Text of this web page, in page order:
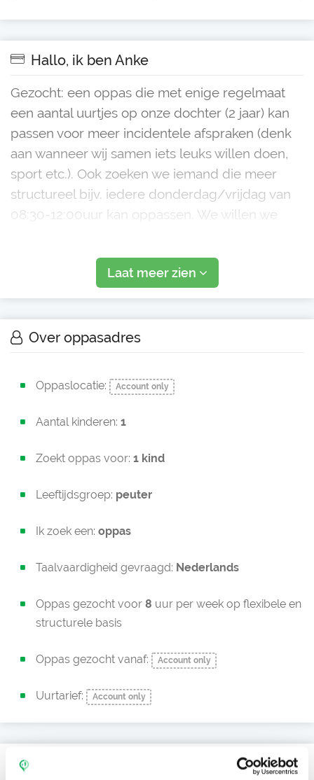
Hallo, ik ben Anke
Gezocht: een oppas die met enige regelmaat
een aantal uurtjes op onze dochter (2 jaar) kan
passen voor meer incidentele afspraken (denk
aan wanneer wij samen iets leuks willen doen,
sport etc.). Ook zoeken we iemand die meer
structureel bijv. iedere donderdag/vrijdag van
08:30-12:00uur kan oppassen. We willen we
(naast de opvang waar ze ma-woe heen gaat).
Laat meer zien
Over oppasadres
Oppaslocatie: Account only
Aantal kinderen: 1
Zoekt oppas voor: 1 kind
Leeftijdsgroep: peuter
Ik zoek een: oppas
Taalvaardigheid gevraagd: Nederlands
Oppas gezocht voor 8 uur per week op flexibele en
structurele basis
Oppas gezocht vanaf: Account only
Uurtarief: Account only
Anke zoekt een oppas voor: